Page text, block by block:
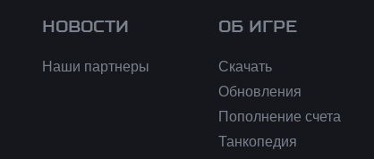
НОВОСТИ
Наши партнеры
ОБ ИГРЕ
Скачать
Обновления
Пополнение счета
Танкопедия